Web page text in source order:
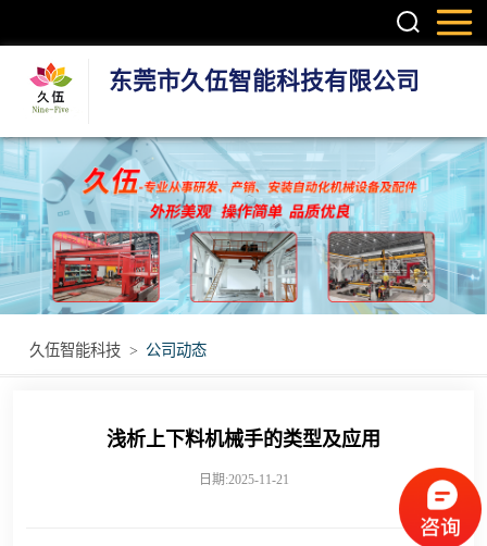
东莞市久伍智能科技有限公司
久伍智能科技 > 公司动态
浅析上下料机械手的类型及应用
日期:2025-11-21
三轴龙门桁架机
械手
两轴龙门机械手
机器人第七轴(地
轨)
立体库智能仓储